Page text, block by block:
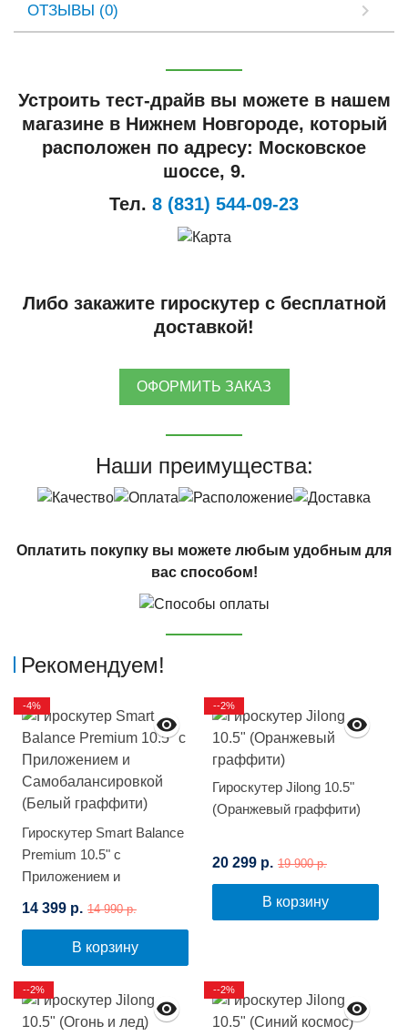
ОТЗЫВЫ (0)
Устроить тест-драйв вы можете в нашем
магазине в Нижнем Новгороде, который
расположен по адресу: Московское
шоссе, 9.
Тел. 8 (831) 544-09-23
Либо закажите гироскутер с бесплатной
доставкой!
ОФОРМИТЬ ЗАКАЗ
Наши преимущества:
Оплатить покупку вы можете любым удобным для
вас способом!
Рекомендуем!
Гироскутер Smart Balance
Premium 10.5" с
Приложением и
(Белый граффити)
14 399 р. 14 990 р.
В корзину
-4%
Гироскутер Jilong 10.5"
(Оранжевый граффити)
20 299 р. 19 900 р.
В корзину
--2%
--2% --2%